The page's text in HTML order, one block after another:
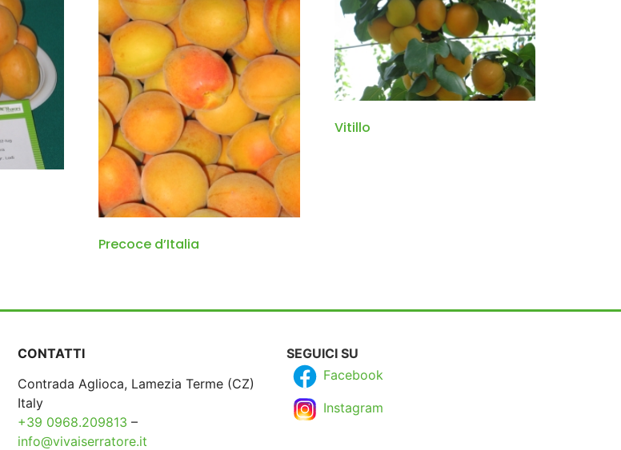
Precoce d’Italia
Vitillo
CONTATTI
Contrada Aglioca, Lamezia Terme (CZ)
Italy
+39 0968.209813 –
info@vivaiserratore.it
SEGUICI SU
Facebook
Instagram